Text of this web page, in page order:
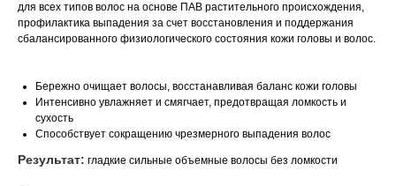
для всех типов волос на основе ПАВ растительного происхождения,
профилактика выпадения за счет восстановления и поддержания
сбалансированного физиологического состояния кожи головы и волос.
Бережно очищает волосы, восстанавливая баланс кожи головы
Интенсивно увлажняет и смягчает, предотвращая ломкость и
сухость
Способствует сокращению чрезмерного выпадения волос
Результат: гладкие сильные объемные волосы без ломкости